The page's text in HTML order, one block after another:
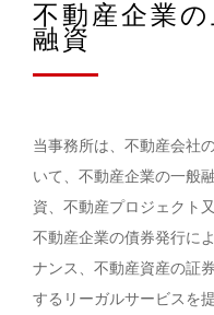
不動産企業
融資
当事務所は、不動産会社
いて、不動産企業の一般
資、不動産プロジェクト
不動産企業の債券発行に
ナンス、不動産資産の証
するリーガルサービスを